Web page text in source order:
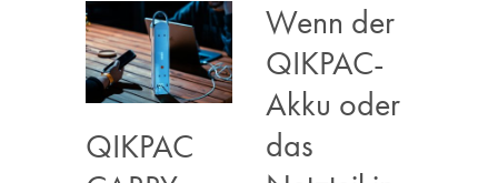
QIKPAC
Wenn der
QIKPAC-
Akku oder
das